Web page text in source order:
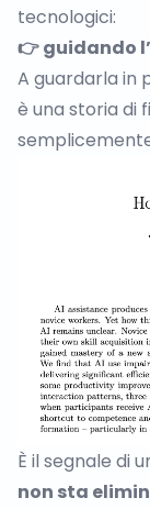
tecnologici:
👉 guidando
A guardarla in
è una storia di
È il segnale di
non sta